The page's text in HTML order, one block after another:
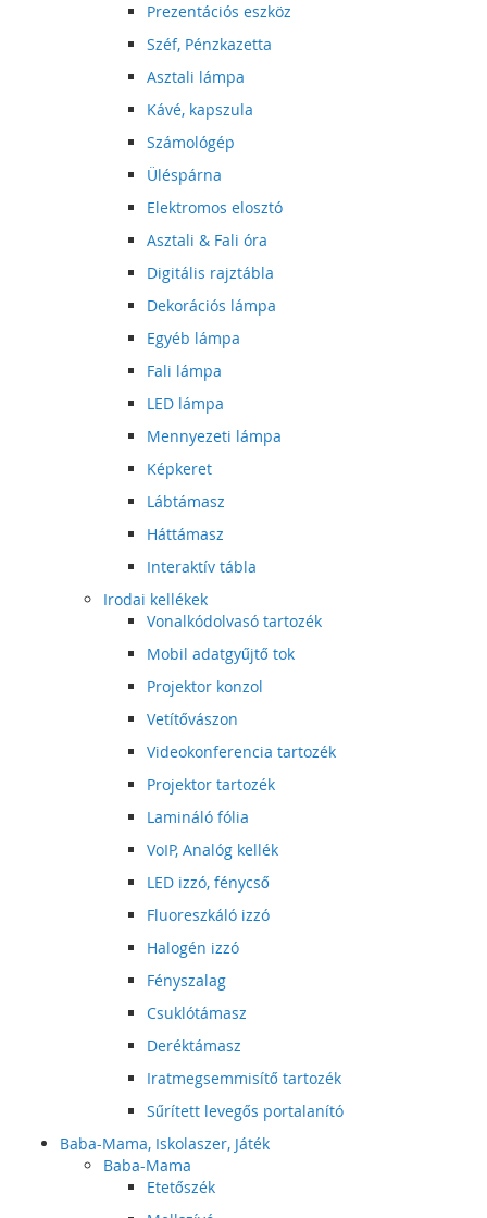
Prezentációs eszköz
Széf, Pénzkazetta
Asztali lámpa
Kávé, kapszula
Számológép
Üléspárna
Elektromos elosztó
Asztali & Fali óra
Digitális rajztábla
Dekorációs lámpa
Egyéb lámpa
Fali lámpa
LED lámpa
Mennyezeti lámpa
Képkeret
Lábtámasz
Háttámasz
Interaktív tábla
Irodai kellékek
Vonalkódolvasó tartozék
Mobil adatgyűjtő tok
Projektor konzol
Vetítővászon
Videokonferencia tartozék
Projektor tartozék
Lamináló fólia
VoIP, Analóg kellék
LED izzó, fénycső
Fluoreszkáló izzó
Halogén izzó
Fényszalag
Csuklótámasz
Deréktámasz
Iratmegsemmisítő tartozék
Sűrített levegős portalanító
Baba-Mama, Iskolaszer, Játék
Baba-Mama
Etetőszék